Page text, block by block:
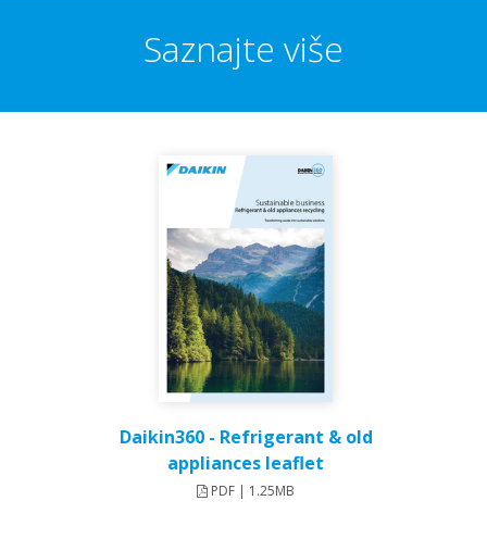
Saznajte više
Daikin360 - Refrigerant & old
appliances leaflet
PDF | 1.25MB